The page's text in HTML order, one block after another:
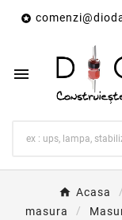


Acasa
masura